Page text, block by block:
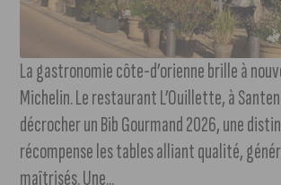
La gastronomie côte-d’orienne brille à
Michelin. Le restaurant L’Ouillette, à
décrocher un Bib Gourmand 2026, une
récompense les tables alliant qualité,
maîtrisés. Une...